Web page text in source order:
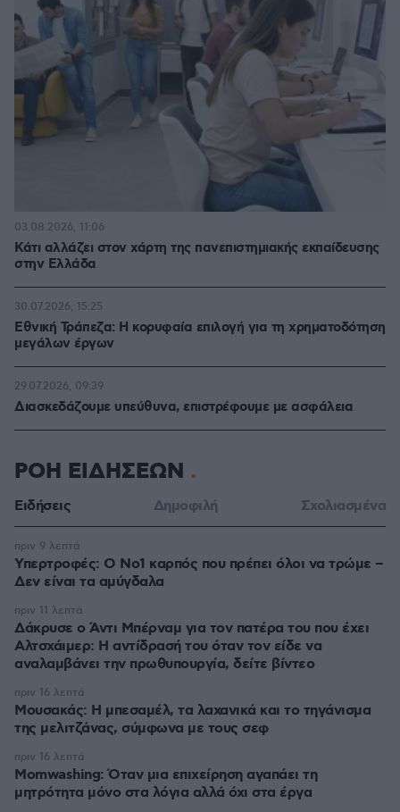
Κάτι αλλάζει στον χάρτη της πανεπιστημιακής εκπαίδευσης
στην Ελλάδα
03.08.2026, 11:06
Εθνική Τράπεζα: Η κορυφαία επιλογή για τη χρηματοδότηση
μεγάλων έργων
30.07.2026, 15:25
Διασκεδάζουμε υπεύθυνα, επιστρέφουμε με ασφάλεια
29.07.2026, 09:39
ΡΟΗ ΕΙΔΗΣΕΩΝ
Ειδήσεις Δημοφιλή Σχολιασμένα
Υπερτροφές: Ο Νο1 καρπός που πρέπει όλοι να τρώμε –
Δεν είναι τα αμύγδαλα
πριν 9 λεπτά
Δάκρυσε ο Άντι Μπέρναμ για τον πατέρα του που έχει
Αλτσχάιμερ: Η αντίδρασή του όταν τον είδε να
αναλαμβάνει την πρωθυπουργία, δείτε βίντεο
πριν 11 λεπτά
Μουσακάς: Η μπεσαμέλ, τα λαχανικά και το τηγάνισμα
της μελιτζάνας, σύμφωνα με τους σεφ
πριν 16 λεπτά
Momwashing: Όταν μια επιχείρηση αγαπάει τη
μητρότητα μόνο στα λόγια αλλά όχι στα έργα
πριν 16 λεπτά